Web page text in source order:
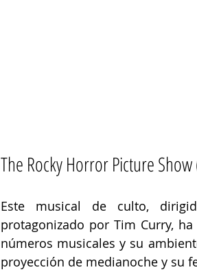
The Rocky Horror Picture
Este musical de culto,
protagonizado por Tim Curry,
números musicales y su
proyección de medianoche y su